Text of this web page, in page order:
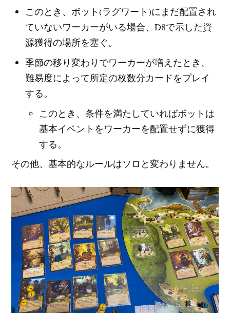
このとき、ボット(ラグワート)にまだ配置され
ていないワーカーがいる場合、D8で示した資
源獲得の場所を塞ぐ。
季節の移り変わりでワーカーが増えたとき、
難易度によって所定の枚数分カードをプレイ
する。
このとき、条件を満たしていればボットは
基本イベントをワーカーを配置せずに獲得
する。
その他、基本的なルールはソロと変わりません。